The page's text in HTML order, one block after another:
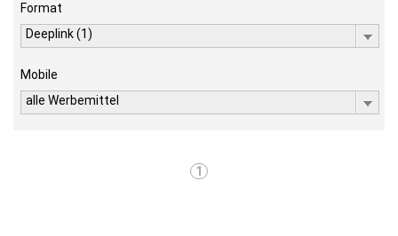
Format
Deeplink (1)
Mobile
alle Werbemittel
1